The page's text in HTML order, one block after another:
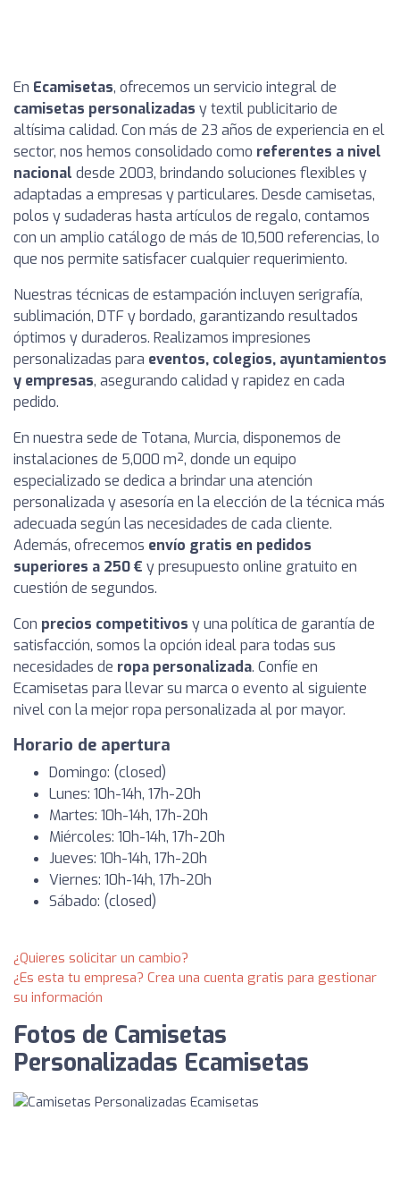
En Ecamisetas, ofrecemos un servicio integral de
camisetas personalizadas y textil publicitario de
altísima calidad. Con más de 23 años de experiencia en el
sector, nos hemos consolidado como referentes a nivel
nacional desde 2003, brindando soluciones flexibles y
adaptadas a empresas y particulares. Desde camisetas,
polos y sudaderas hasta artículos de regalo, contamos
con un amplio catálogo de más de 10,500 referencias, lo
que nos permite satisfacer cualquier requerimiento.
Nuestras técnicas de estampación incluyen serigrafía,
sublimación, DTF y bordado, garantizando resultados
óptimos y duraderos. Realizamos impresiones
personalizadas para eventos, colegios, ayuntamientos
y empresas, asegurando calidad y rapidez en cada
pedido.
En nuestra sede de Totana, Murcia, disponemos de
instalaciones de 5,000 m², donde un equipo
especializado se dedica a brindar una atención
personalizada y asesoría en la elección de la técnica más
adecuada según las necesidades de cada cliente.
Además, ofrecemos envío gratis en pedidos
superiores a 250 € y presupuesto online gratuito en
cuestión de segundos.
Con precios competitivos y una política de garantía de
satisfacción, somos la opción ideal para todas sus
necesidades de ropa personalizada. Confíe en
Ecamisetas para llevar su marca o evento al siguiente
nivel con la mejor ropa personalizada al por mayor.
Horario de apertura
Domingo: (closed)
Lunes: 10h-14h, 17h-20h
Martes: 10h-14h, 17h-20h
Miércoles: 10h-14h, 17h-20h
Jueves: 10h-14h, 17h-20h
Viernes: 10h-14h, 17h-20h
Sábado: (closed)
¿Quieres solicitar un cambio?
¿Es esta tu empresa? Crea una cuenta gratis para gestionar
su información
Fotos de Camisetas
Personalizadas Ecamisetas